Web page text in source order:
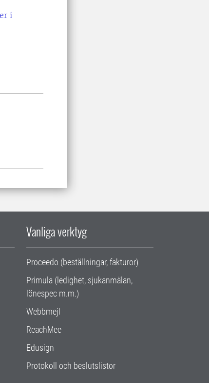
i
Vanliga verktyg
Proceedo (beställningar, fakturor)
Primula (ledighet, sjukanmälan,
lönespec m.m.)
Webbmejl
ReachMee
Edusign
Protokoll och beslutslistor